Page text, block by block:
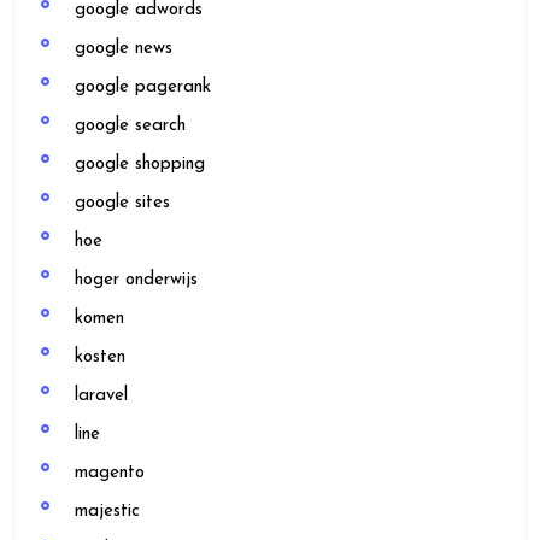
google adwords
google news
google pagerank
google search
google shopping
google sites
hoe
hoger onderwijs
komen
kosten
laravel
line
magento
majestic